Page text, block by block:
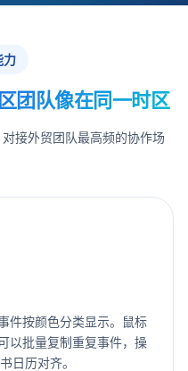
力
团队像在同一时区
接外贸团队最高频的协作场
件按颜色分类显示。鼠标
以批量复制重复事件，操
日历对齐。